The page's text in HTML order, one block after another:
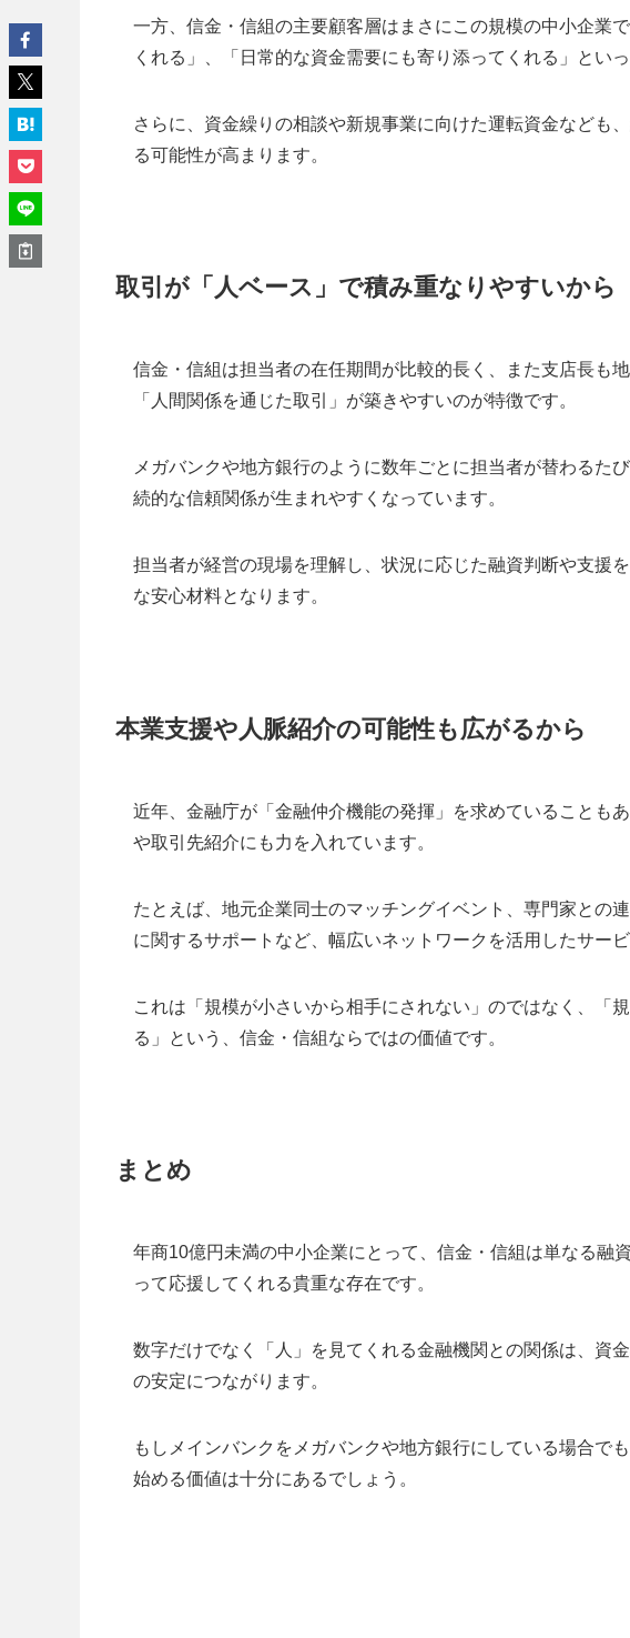
一方、信金・信組の主要顧客層はまさにこの規模の中小企業
くれる」、「日常的な資金需要にも寄り添ってくれる」とい
さらに、資金繰りの相談や新規事業に向けた運転資金なども
る可能性が高まります。
取引が「人ベース」で積み重なりやすいから
信金・信組は担当者の在任期間が比較的長く、また支店長も
「人間関係を通じた取引」が築きやすいのが特徴です。
メガバンクや地方銀行のように数年ごとに担当者が替わるた
続的な信頼関係が生まれやすくなっています。
担当者が経営の現場を理解し、状況に応じた融資判断や支援
な安心材料となります。
本業支援や人脈紹介の可能性も広がるから
近年、金融庁が「金融仲介機能の発揮」を求めていることも
や取引先紹介にも力を入れています。
たとえば、地元企業同士のマッチングイベント、専門家との
に関するサポートなど、幅広いネットワークを活用したサー
これは「規模が小さいから相手にされない」のではなく、「
る」という、信金・信組ならではの価値です。
まとめ
年商10億円未満の中小企業にとって、信金・信組は単なる融
って応援してくれる貴重な存在です。
数字だけでなく「人」を見てくれる金融機関との関係は、資
の安定につながります。
もしメインバンクをメガバンクや地方銀行にしている場合で
始める価値は十分にあるでしょう。